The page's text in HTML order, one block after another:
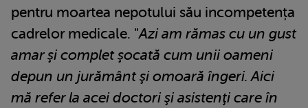
pentru moartea nepotului său incompetența
cadrelor medicale. "Azi am rămas cu un gust
amar şi complet şocată cum unii oameni
depun un jurământ şi omoară îngeri. Aici
mă refer la acei doctori şi asistenţi care în